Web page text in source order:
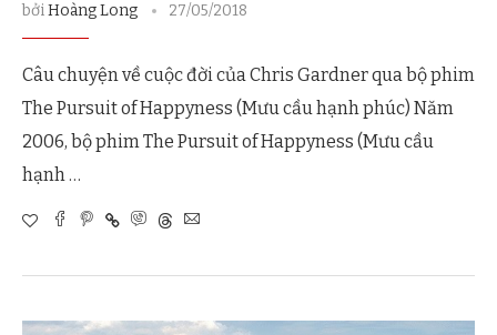
bởiHoàng Long 27/05/2018
Câu chuyện về cuộc đời của Chris Gardner qua bộ phim
The Pursuit of Happyness (Mưu cầu hạnh phúc) Năm
2006, bộ phim The Pursuit of Happyness (Mưu cầu
hạnh …